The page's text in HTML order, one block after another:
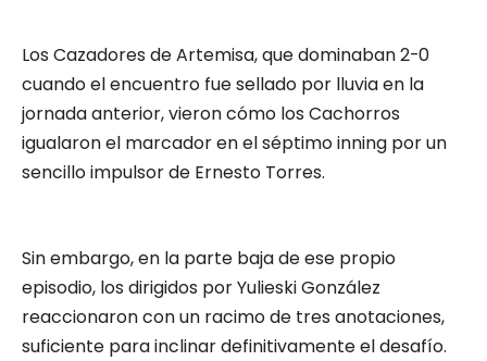
Los Cazadores de Artemisa, que dominaban 2-0
cuando el encuentro fue sellado por lluvia en la
jornada anterior, vieron cómo los Cachorros
igualaron el marcador en el séptimo inning por un
sencillo impulsor de Ernesto Torres.
Sin embargo, en la parte baja de ese propio
episodio, los dirigidos por Yulieski González
reaccionaron con un racimo de tres anotaciones,
suficiente para inclinar definitivamente el desafío.